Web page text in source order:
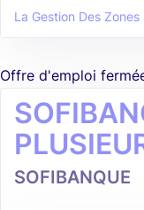
La Gestion Des Zones
Offre d'emploi
SOFIBANQUE